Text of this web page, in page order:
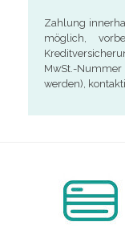
Zahlung
möglich,
MwSt.-
werden),